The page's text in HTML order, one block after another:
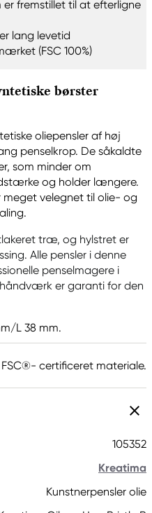
fremstillet til at efterligne
lang levetid
(FSC 100%)
børster
oliepensler af høj
penselkrop. De såkaldte
som minder om
og holder længere.
meget velegnet til olie- og
træ, og hylstret er
Alle pensler i denne
penselmagere i
er garanti for den
L 38 mm.
certificeret materiale.
105352
Kreatima
Kunstnerpensler olie